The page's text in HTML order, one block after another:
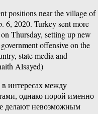
positions near the village of
6, 2020. Turkey sent more
Thursday, setting up new
offensive on the
state media and
Alsayed)
интересах между
однако порой именно
делают невозможным